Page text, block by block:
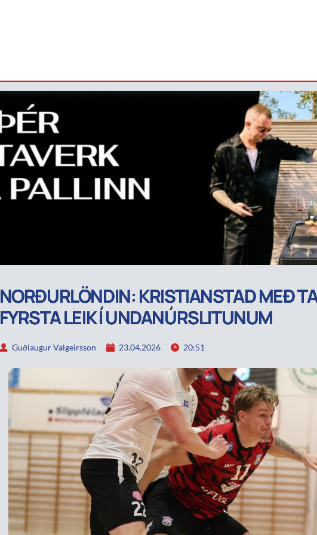
NORÐURLÖNDIN: KRISTIANSTAD MEÐ
FYRSTA LEIK Í UNDANÚRSLITUNUM
Guðlaugur Valgeirsson 23.04.2026 20:51